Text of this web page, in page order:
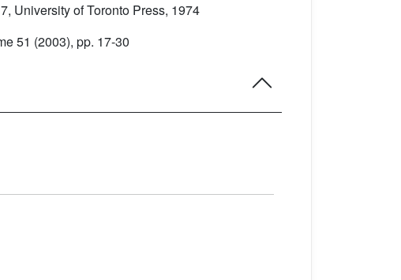
, University of Toronto Press, 1974
51 (2003), pp. 17-30